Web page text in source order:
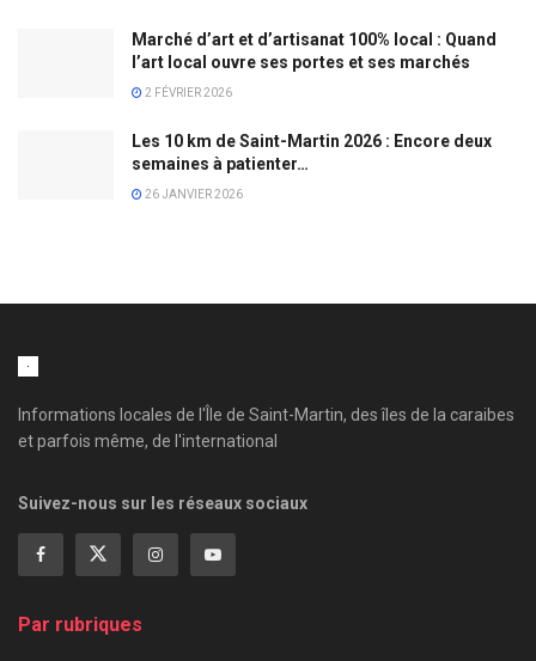
Marché d’art et d’artisanat 100% local : Quand
l’art local ouvre ses portes et ses marchés
2 FÉVRIER 2026
Les 10 km de Saint-Martin 2026 : Encore deux
semaines à patienter…
26 JANVIER 2026
Informations locales de l'Île de Saint-Martin, des îles de la caraibes
et parfois même, de l'international
Suivez-nous sur les réseaux sociaux
Par rubriques